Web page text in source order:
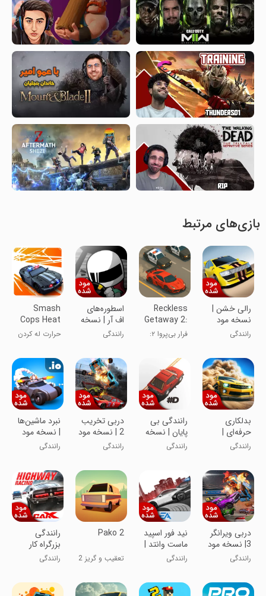
بازی‌های مرتبط
رالی خشن |
نسخه مود
شده
رانندگی
Reckless
Getaway 2:
Car Chase
فرار بی‌پروا ۲:
اسطوره‌های
اف آر | نسخه
مود شده
رانندگی
Smash
Cops Heat
حرارت له کردن
بدلکاری
حرفه‌ای |
نسخه مود
شده
رانندگی
رانندگی بی
پایان | نسخه
مود شده
رانندگی
دربی تخریب
2 | نسخه مود
شده
رانندگی
نبرد ماشین‌ها
| نسخه مود
شده
رانندگی
دربی ویرانگر
3| نسخه مود
شده
رانندگی
نید فور اسپید
ماست وانتد |
نسخه مود
شده
رانندگی
Pako 2
تعقیب و گریز 2
رانندگی
بزرگراه کار
ایکس |
نسخه مود
رانندگی